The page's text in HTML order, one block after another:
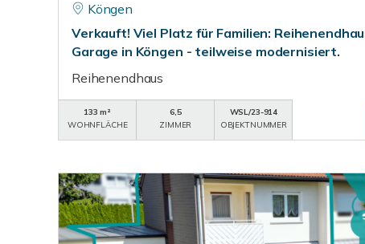
Köngen
Verkauft! Viel Platz für Familien:
Garage in Köngen - teilweise modernisiert.
Reihenendhaus
133 m²
WOHNFLÄCHE
6,5
ZIMMER
WSL/23-914
OBJEKTNUMMER